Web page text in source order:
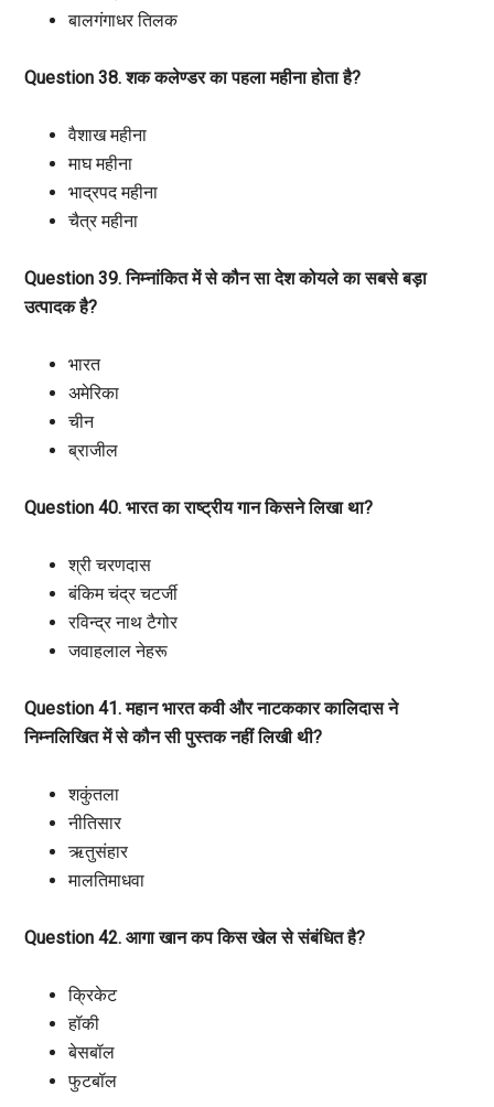
बालगंगाधर तिलक
Question 38. शक कलेण्डर का पहला महीना होता है?
वैशाख महीना
माघ महीना
भाद्रपद महीना
चैत्र महीना
Question 39. निम्नांकित में से कौन सा देश कोयले का सबसे बड़ा
उत्पादक है?
भारत
अमेरिका
चीन
ब्राजील
Question 40. भारत का राष्ट्रीय गान किसने लिखा था?
श्री चरणदास
बंकिम चंद्र चटर्जी
रविन्द्र नाथ टैगोर
जवाहलाल नेहरू
Question 41. महान भारत कवी और नाटककार कालिदास ने
निम्नलिखित में से कौन सी पुस्तक नहीं लिखी थी?
शकुंतला
नीतिसार
ऋतुसंहार
मालतिमाधवा
Question 42. आगा खान कप किस खेल से संबंधित है?
क्रिकेट
हॉकी
बेसबॉल
फुटबॉल